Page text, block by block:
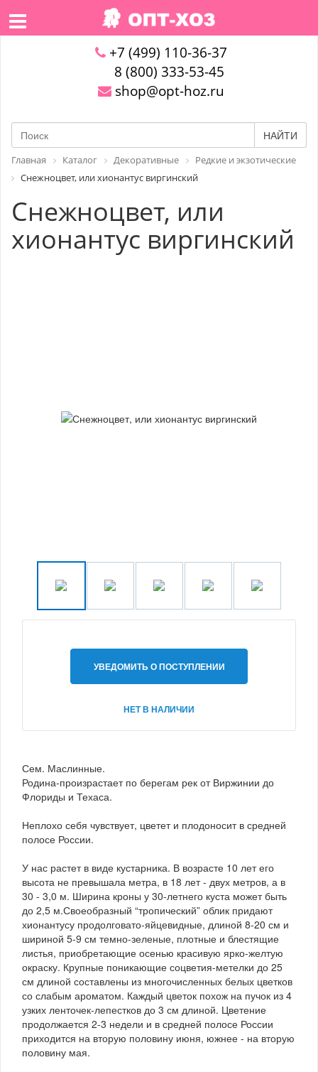
+7 (499) 110-36-37
8 (800) 333-53-45
shop@opt-hoz.ru
НАЙТИ
Главная Каталог Декоративные
Редкие и экзотические
Снежноцвет, или хионантус виргинский
Снежноцвет, или
хионантус виргинский
УВЕДОМИТЬ О ПОСТУПЛЕНИИ
НЕТ В НАЛИЧИИ
Сем. Маслинные.
Родина-произрастает по берегам рек от Виржинии до
Флориды и Техаса.
Неплохо себя чувствует, цветет и плодоносит в средней
полосе России.
У нас растет в виде кустарника. В возрасте 10 лет его
высота не превышала метра, в 18 лет - двух метров, а в
30 - 3,0 м. Ширина кроны у 30-летнего куста может быть
до 2,5 м.Своеобразный “тропический” облик придают
хионантусу продолговато-яйцевидные, длиной 8-20 см и
шириной 5-9 см темно-зеленые, плотные и блестящие
листья, приобретающие осенью красивую ярко-желтую
окраску. Крупные поникающие соцветия-метелки до 25
см длиной составлены из многочисленных белых цветков
со слабым ароматом. Каждый цветок похож на пучок из 4
узких ленточек-лепестков до 3 см длиной. Цветение
продолжается 2-3 недели и в средней полосе России
приходится на вторую половину июня, южнее - на вторую
половину мая.